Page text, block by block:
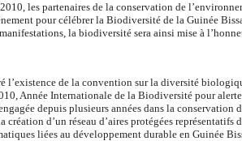
les partenaires de la conservation de
pour célébrer la Biodiversité de la Guinée
la biodiversité sera ainsi mise à
l’existence de la convention sur la diversité
Année Internationale de la Biodiversité pour
depuis plusieurs années dans la
création d’un réseau d’aires protégées
liées au développement durable en Guinée